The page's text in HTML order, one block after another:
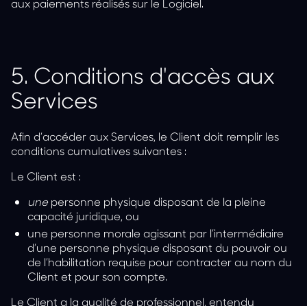
aux paiements réalisés sur le Logiciel.
5. Conditions d'accès aux
Services
Afin d’accéder aux Services, le Client doit remplir les
conditions cumulatives suivantes :
Le Client est :
une personne physique disposant de la pleine
capacité juridique, ou
une personne morale agissant par l’intermédiaire
d’une personne physique disposant du pouvoir ou
de l’habilitation requise pour contracter au nom du
Client et pour son compte.
Le Client a la qualité de professionnel, entendu